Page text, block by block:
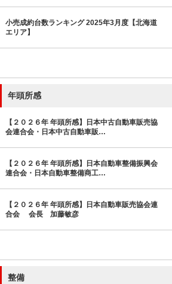
小売成約台数ランキング 2025年3月度【北海道
エリア】
年頭所感
【２０２６年 年頭所感】日本中古自動車販売協
会連合会・日本中古自動車販…
【２０２６年 年頭所感】日本自動車整備振興会
連合会・日本自動車整備商工…
【２０２６年 年頭所感】日本自動車販売協会連
合会 会長 加藤敏彦
整備